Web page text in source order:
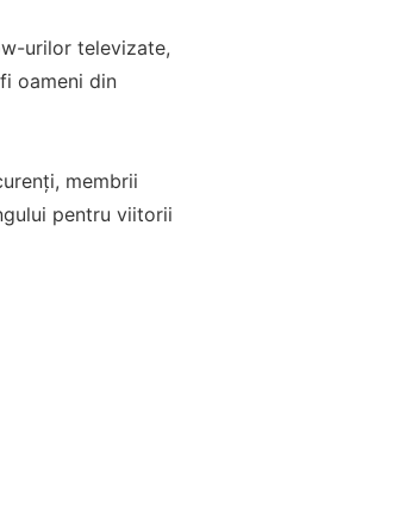
urilor televizate,
oameni din
membrii
pentru viitorii